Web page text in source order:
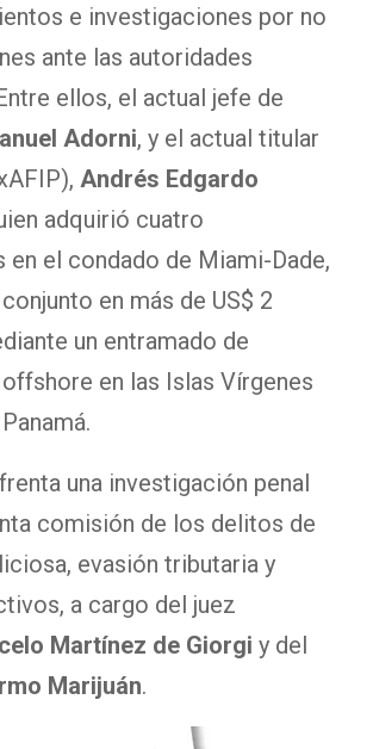
e investigaciones por no
ante las autoridades
ellos, el actual jefe de
Adorni, y el actual titular
Andrés Edgardo
adquirió cuatro
en el condado de Miami-Dade,
en más de US$ 2
un entramado de
en las Islas Vírgenes
una investigación penal
comisión de los delitos de
evasión tributaria y
a cargo del juez
Martínez de Giorgi y del
Marijuán.